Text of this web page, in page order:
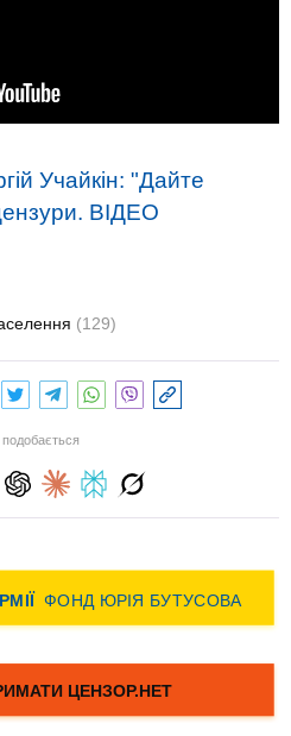
Учайкін: "Дайте
ВIДЕО
(129)
подобається